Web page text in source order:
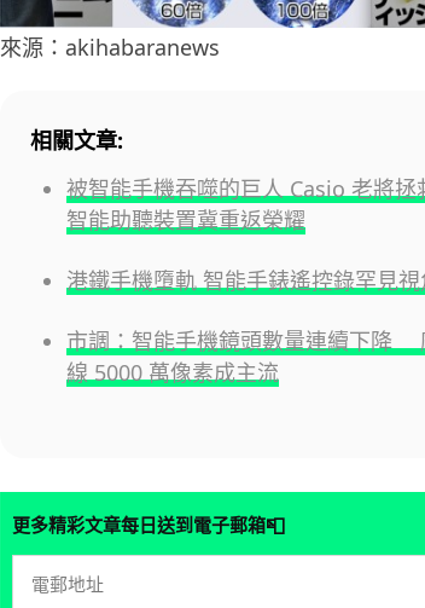
來源：akihabaranews
相關文章:
被智能手機吞噬的巨人 Casio 老將
智能助聽裝置冀重返榮耀
港鐵手機墮軌 智能手錶遙控錄罕見
市調：智能手機鏡頭數量連續下降
線 5000 萬像素成主流
更多精彩文章每日送到電子郵箱📮